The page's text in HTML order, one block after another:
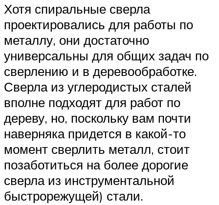
Хотя спиральные сверла
проектировались для работы по
металлу, они достаточно
универсальны для общих задач по
сверлению и в деревообработке.
Сверла из углеродистых сталей
вполне подходят для работ по
дереву, но, поскольку вам почти
наверняка придется в какой-то
момент сверлить металл, стоит
позаботиться на более дорогие
сверла из инструментальной
быстрорежущей) стали.